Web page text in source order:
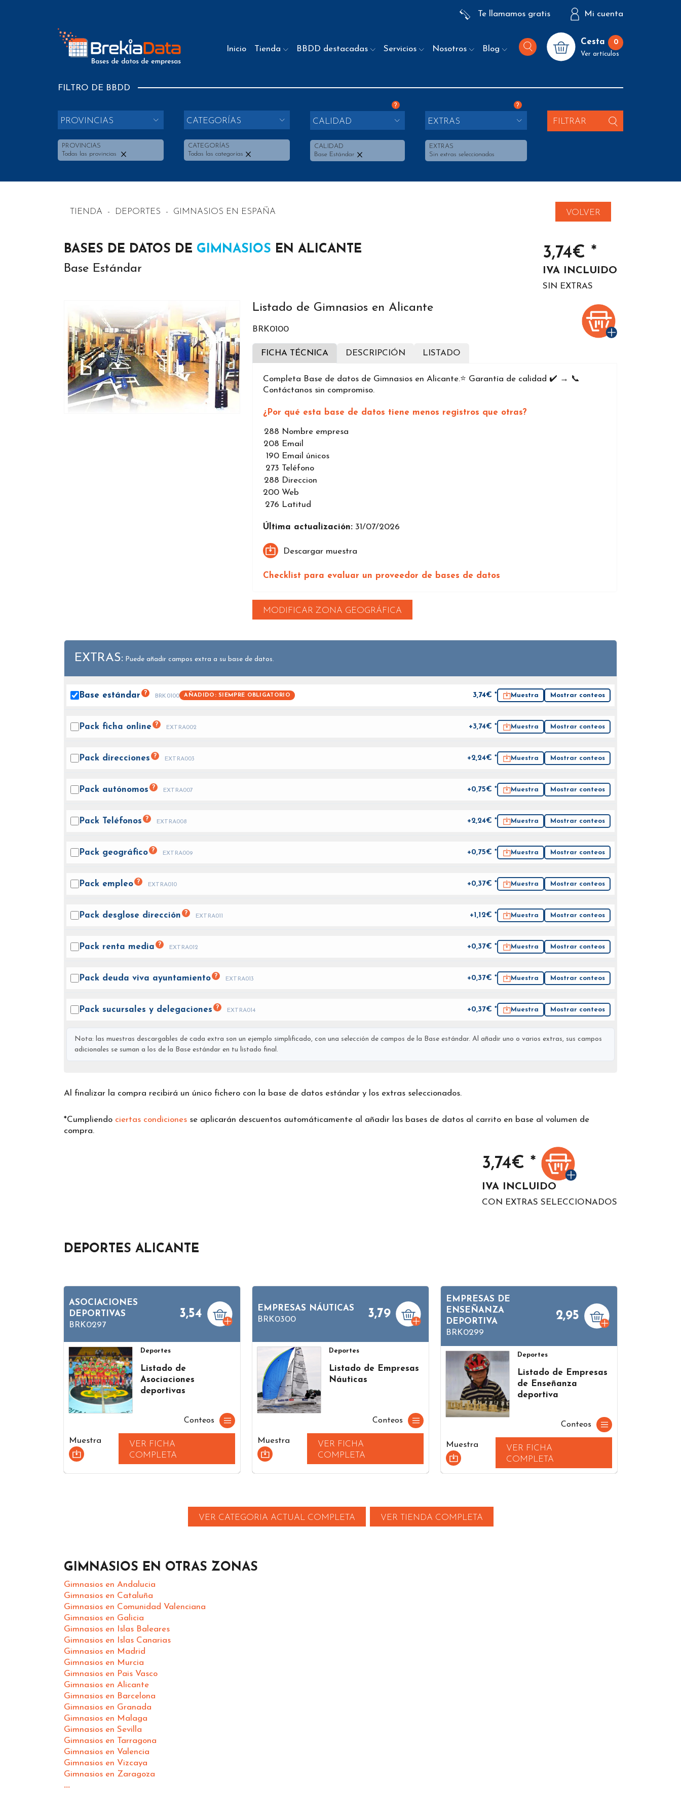
Te llamamos gratis Mi cuenta
Inicio Tienda BBDD destacadas Servicios Nosotros Blog
Cesta 0
Ver artículos
FILTRO DE BBDD
PROVINCIAS
PROVINCIAS
Todas las provincias
CATEGORÍAS
CATEGORÍAS
Todas las categorías
?
CALIDAD
CALIDAD
Base Estándar
?
EXTRAS
EXTRAS
Sin extras seleccionados
FILTRAR
TIENDA - DEPORTES - GIMNASIOS EN ESPAÑA VOLVER
BASES DE DATOS DE GIMNASIOS EN ALICANTE
Base Estándar
3,74€ *
IVA INCLUIDO
SIN EXTRAS
Listado de Gimnasios en Alicante
BRK0100
FICHA TÉCNICA DESCRIPCIÓN LISTADO
Completa Base de datos de Gimnasios en Alicante.⭐️ Garantía de calidad ✔️ → 📞
Contáctanos sin compromiso.
¿Por qué esta base de datos tiene menos registros que otras?
288 Nombre empresa
208 Email
190 Email únicos
273 Teléfono
288 Direccion
200 Web
276 Latitud
Última actualización: 31/07/2026
Descargar muestra
Checklist para evaluar un proveedor de bases de datos
MODIFICAR ZONA GEOGRÁFICA
EXTRAS: Puede añadir campos extra a su base de datos.
Base estándar ? BRK0100 AÑADIDO: SIEMPRE OBLIGATORIO 3,74€ * Muestra Mostrar conteos
Pack ficha online ? EXTRA002 +3,74€ * Muestra Mostrar conteos
Pack direcciones ? EXTRA003 +2,24€ * Muestra Mostrar conteos
Pack autónomos ? EXTRA007 +0,75€ * Muestra Mostrar conteos
Pack Teléfonos ? EXTRA008 +2,24€ * Muestra Mostrar conteos
Pack geográfico ? EXTRA009 +0,75€ * Muestra Mostrar conteos
Pack empleo ? EXTRA010 +0,37€ * Muestra Mostrar conteos
Pack desglose dirección ? EXTRA011 +1,12€ * Muestra Mostrar conteos
Pack renta media ? EXTRA012 +0,37€ * Muestra Mostrar conteos
Pack deuda viva ayuntamiento ? EXTRA013 +0,37€ * Muestra Mostrar conteos
Pack sucursales y delegaciones ? EXTRA014 +0,37€ * Muestra Mostrar conteos
Nota: las muestras descargables de cada extra son un ejemplo simplificado, con una selección de campos de la Base estándar. Al añadir uno o varios extras, sus campos
adicionales se suman a los de la Base estándar en tu listado final.
Al finalizar la compra recibirá un único fichero con la base de datos estándar y los extras seleccionados.
*Cumpliendo ciertas condiciones se aplicarán descuentos automáticamente al añadir las bases de datos al carrito en base al volumen de
compra.
3,74€ *
IVA INCLUIDO
CON EXTRAS SELECCIONADOS
DEPORTES ALICANTE
ASOCIACIONES
DEPORTIVAS
BRK0297
3,54
Deportes
Listado de
Asociaciones
deportivas
Conteos
Muestra
VER FICHA
COMPLETA
EMPRESAS NÁUTICAS
BRK0300
3,79
Deportes
Listado de Empresas
Náuticas
Conteos
Muestra
VER FICHA
COMPLETA
EMPRESAS DE
ENSEÑANZA
DEPORTIVA
BRK0299
2,95
Deportes
Listado de Empresas
de Enseñanza
deportiva
Conteos
Muestra
VER FICHA
COMPLETA
VER CATEGORIA ACTUAL COMPLETA VER TIENDA COMPLETA
GIMNASIOS EN OTRAS ZONAS
Gimnasios en Andalucia
Gimnasios en Cataluña
Gimnasios en Comunidad Valenciana
Gimnasios en Galicia
Gimnasios en Islas Baleares
Gimnasios en Islas Canarias
Gimnasios en Madrid
Gimnasios en Murcia
Gimnasios en Pais Vasco
Gimnasios en Alicante
Gimnasios en Barcelona
Gimnasios en Granada
Gimnasios en Malaga
Gimnasios en Sevilla
Gimnasios en Tarragona
Gimnasios en Valencia
Gimnasios en Vizcaya
Gimnasios en Zaragoza
...